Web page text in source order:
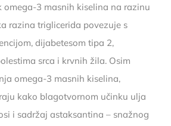
omega-3 masnih kiselina na razinu
razina triglicerida povezuje s
dijabetesom tipa 2,
srca i krvnih žila. Osim
omega-3 masnih kiselina,
kako blagotvornom učinku ulja
i sadržaj astaksantina – snažnog